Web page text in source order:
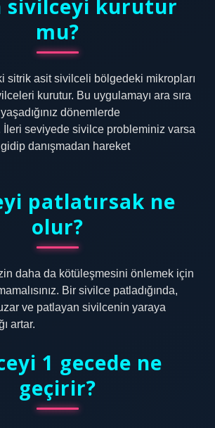
sivilceyi kurutur
mu?
sitrik asit sivilceli bölgedeki mikropları
kurutur. Bu uygulamayı ara sıra
dönemlerde
seviyede sivilce probleminiz varsa
danışmadan hareket
patlatırsak ne
olur?
daha da kötüleşmesini önlemek için
Bir sivilce patladığında,
ve patlayan sivilcenin yaraya
artar.
1 gecede ne
geçirir?